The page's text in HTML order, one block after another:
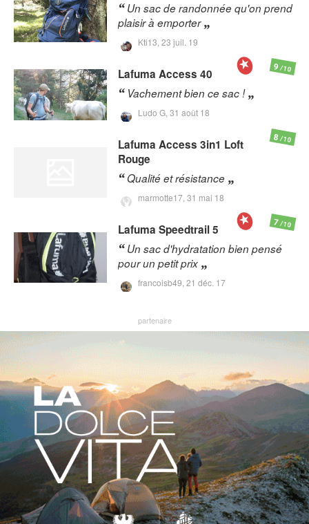
Un sac de randonnée qu'on prend
plaisir à emporter
Kti13, 23 juil. 19
Lafuma Access 40
Vachement bien ce sac !
Ludo G, 31 août 18
9/10
Lafuma Access 3in1 Loft
Rouge
Qualité et résistance
marmotte17, 31 mai 18
8/10
Lafuma Speedtrail 5
Un sac d'hydratation bien pensé
pour un petit prix
francoisb49, 21 déc. 17
7/10